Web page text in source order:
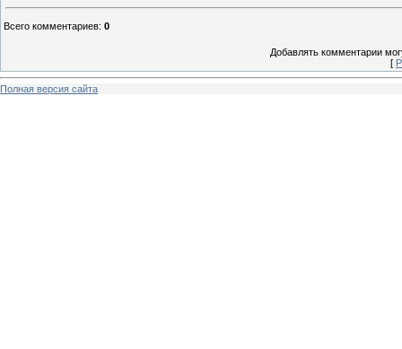
Всего комментариев: 0
Добавлять комментарии
[
Полная версия сайта